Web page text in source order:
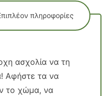
πληροφορίες
ασχολία να τη
Αφήστε τα να
το χώμα, να